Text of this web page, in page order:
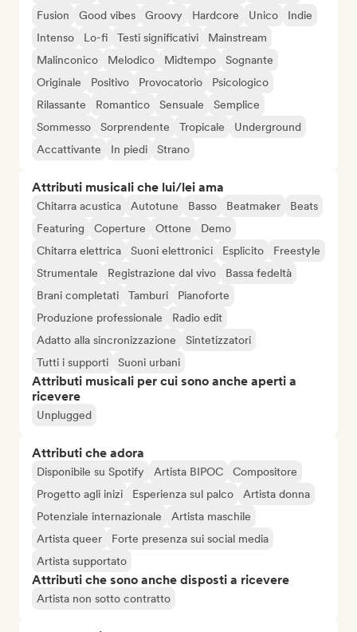
Fusion
Good vibes Groovy Hardcore Unico
Indie
Intenso
Lo-fi Testi significativi
Mainstream
Malinconico
Melodico Midtempo
Sognante
Originale
Positivo Provocatorio
Psicologico
Rilassante
Romantico Sensuale
Semplice
Sommesso
Sorprendente Tropicale
Underground
Accattivante
In piedi Strano
Attributi musicali che lui/lei ama
Chitarra acustica Autotune Basso Beatmaker
Beats
Featuring
Coperture Ottone
Demo
Chitarra elettrica
Suoni elettronici Esplicito
Freestyle
Strumentale
Registrazione dal vivo
Bassa fedeltà
Brani completati
Tamburi
Pianoforte
Produzione professionale
Radio edit
Adatto alla sincronizzazione
Sintetizzatori
Tutti i supporti
Suoni urbani
Attributi musicali per cui sono anche aperti a
ricevere
Unplugged
Attributi che adora
Disponibile su Spotify Artista BIPOC
Compositore
Progetto agli inizi
Esperienza sul palco
Artista donna
Potenziale internazionale
Artista maschile
Artista queer
Forte presenza sui social media
Artista supportato
Attributi che sono anche disposti a ricevere
Artista non sotto contratto